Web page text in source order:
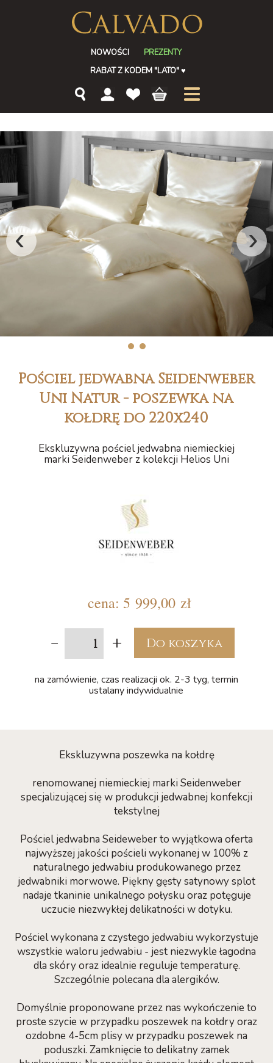
NOWOŚCI
PREZENTY
RABAT Z KODEM "LATO"♥
‹ ›
1 2
Pościel jedwabna Seidenweber
Uni Natur - poszewka na
kołdrę do 220x240
Ekskluzywna pościel jedwabna niemieckiej
marki Seidenweber z kolekcji Helios Uni
cena: 5 999,00 zł
- + Do koszyka
na zamówienie, czas realizacji ok. 2-3 tyg, termin
ustalany indywidualnie
Ekskluzywna poszewka na kołdrę
renomowanej niemieckiej marki Seidenweber
specjalizującej się w produkcji jedwabnej konfekcji
tekstylnej
Pościel jedwabna Seideweber to wyjątkowa oferta
najwyższej jakości pościeli wykonanej w 100% z
naturalnego jedwabiu produkowanego przez
jedwabniki morwowe. Piękny gęsty satynowy splot
nadaje tkaninie unikalnego połysku oraz potęguje
uczucie niezwykłej delikatności w dotyku.
Pościel wykonana z czystego jedwabiu wykorzystuje
wszystkie waloru jedwabiu - jest niezwykle łagodna
dla skóry oraz idealnie reguluje temperaturę.
Szczególnie polecana dla alergików.
Domyślnie proponowane przez nas wykończenie to
proste szycie w przypadku poszewek na kołdry oraz
ozdobne 4-5cm plisy w przypadku poszewek na
poduszki. Zamknięcie to delikatny zamek